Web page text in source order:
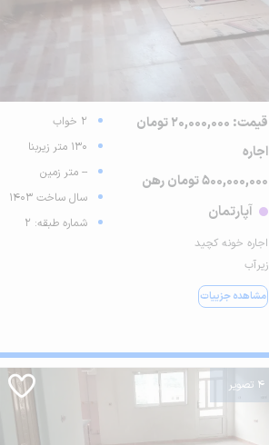
قیمت: 20,000,000 تومان
اجاره
500,000,000 تومان رهن
آپارتمان
اجاره خونه کچید
زیرآب
مشاهده جزییات
2 خواب
130 متر زیربنا
-- متر زمین
سال ساخت 1403
شماره طبقه: 2
4 تصویر